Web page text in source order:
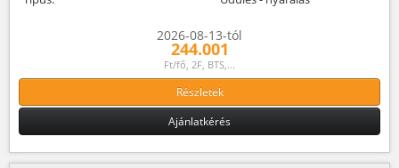
2026-08-13-tól
244.001
Ft/fő, 2F, BTS,...
Részletek
Ajánlatkérés